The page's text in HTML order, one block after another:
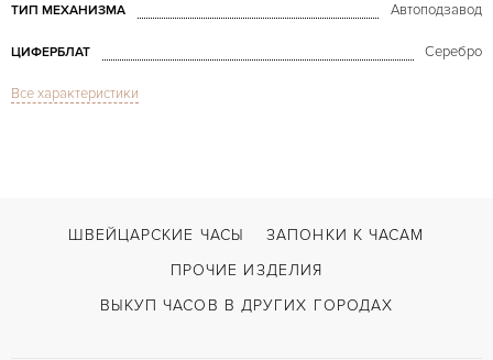
ТИП МЕХАНИЗМА Автоподзавод
ЦИФЕРБЛАТ Серебро
СТЕКЛО
ВОЗМОЖНОСТИ ДОСТАВКИ С документами, С футляром
ЦВЕТ БРАСЛЕТА
Все характеристики
ШВЕЙЦАРСКИЕ ЧАСЫ
ЗАПОНКИ К ЧАСАМ
ПРОЧИЕ ИЗДЕЛИЯ
ВЫКУП ЧАСОВ В ДРУГИХ ГОРОДАХ